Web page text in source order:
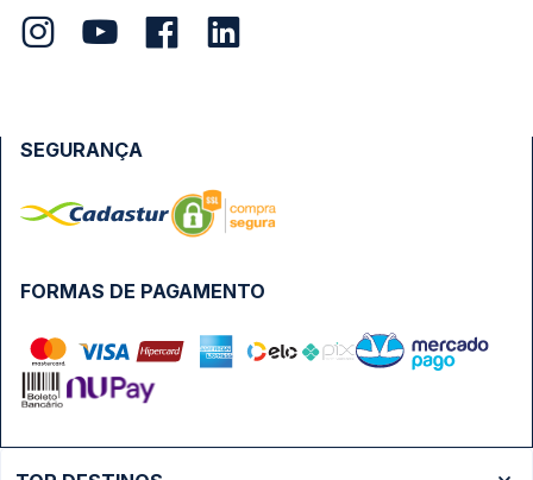
FORMAS DE PAGAMENTO
SEGURANÇA